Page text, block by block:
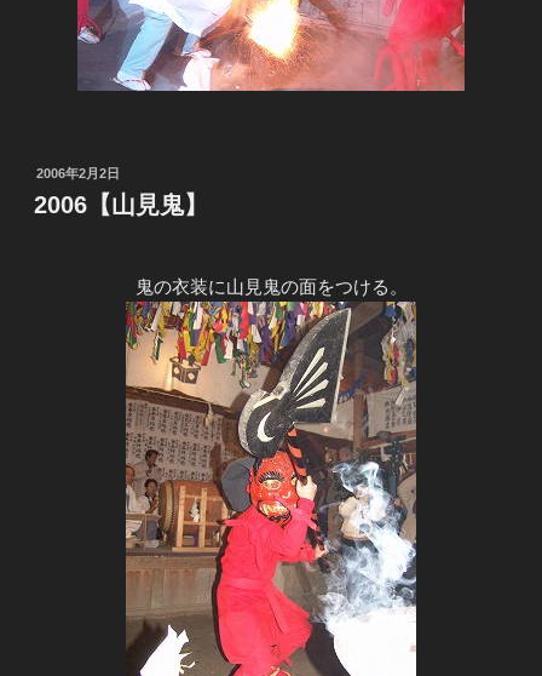
投
稿
日:
2006年2月2日
2006【山見鬼】
鬼の衣装に山見鬼の面をつける。